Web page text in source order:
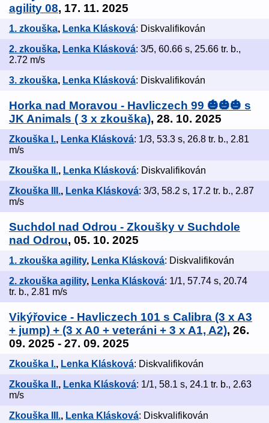
agility 08, 17. 11. 2025
1. zkouška, Lenka Klásková: Diskvalifikován
2. zkouška, Lenka Klásková: 3/5, 60.66 s, 25.66 tr. b.,
2.72 m/s
3. zkouška, Lenka Klásková: Diskvalifikován
Horka nad Moravou - Havliczech 99 🎃🎃🎃 s
JK Animals ( 3 x zkouška), 28. 10. 2025
Zkouška I., Lenka Klásková: 1/3, 53.3 s, 26.8 tr. b., 2.81
m/s
Zkouška II., Lenka Klásková: Diskvalifikován
Zkouška III., Lenka Klásková: 3/3, 58.2 s, 17.2 tr. b., 2.87
m/s
Suchdol nad Odrou - Zkoušky v Suchdole
nad Odrou, 05. 10. 2025
1. zkouška agility, Lenka Klásková: Diskvalifikován
2. zkouška agility, Lenka Klásková: 1/1, 57.74 s, 20.74
tr. b., 2.81 m/s
Vikýřovice - Havliczech 101 s Calibra (3 x A3
+ jump) + (3 x A0 + veteráni + 3 x A1, A2), 26.
09. 2025 - 27. 09. 2025
Zkouška I., Lenka Klásková: Diskvalifikován
Zkouška II., Lenka Klásková: 1/1, 58.1 s, 24.1 tr. b., 2.63
m/s
Zkouška III., Lenka Klásková: Diskvalifikován